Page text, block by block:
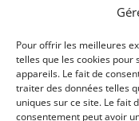
Pour offrir les meilleures
telles que les cookies
appareils. Le fait de
traiter des données telles
uniques sur ce site. Le fait
consentement peut avoir
Les bases de la